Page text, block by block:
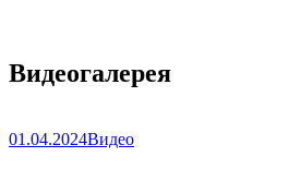
Видеогалерея
01.04.2024Видео